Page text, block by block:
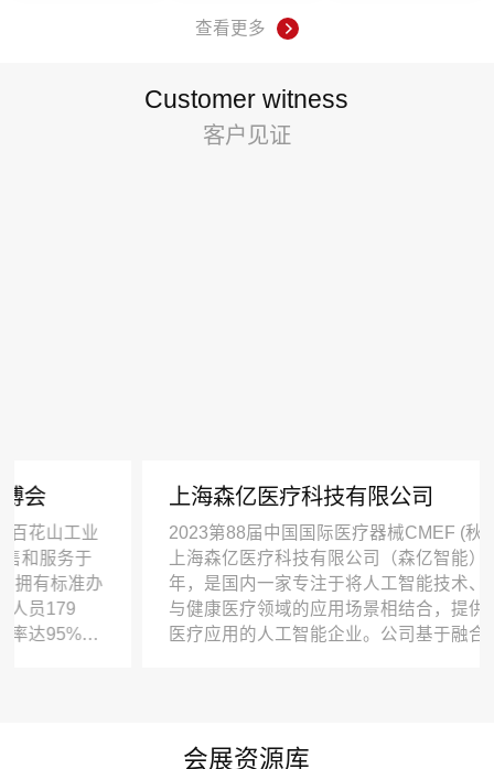
查看更多
Customer witness
客户见证
业
办
以
上海森亿医疗科技有限公司
2023第88届中国国际医疗器械CMEF (秋季) 博览会
上海森亿医疗科技有限公司（森亿智能）成立于
年，是国内一家专注于将人工智能技术、大数据技
与健康医疗领域的应用场景相结合，提供数智化健
医疗应用的人工智能企业。公司基于融合了人工智
信息化等应用，驱动医疗卫生、医学科研等机构建
会展资源库